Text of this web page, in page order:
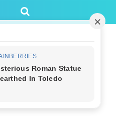
1733174991559-